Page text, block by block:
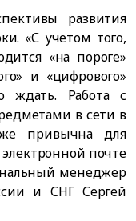
развития
«С учетом того,
«на пороге»
и «цифрового»
ждать. Работа с
в сети в
привычна для
почте
менеджер
и СНГ Сергей